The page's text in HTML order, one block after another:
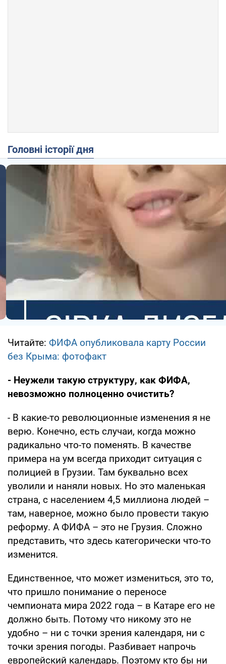
Головні історії дня
Читайте: ФИФА опубликовала карту России
без Крыма: фотофакт
- Неужели такую структуру, как ФИФА,
невозможно полноценно очистить?
- В какие-то революционные изменения я не
верю. Конечно, есть случаи, когда можно
радикально что-то поменять. В качестве
примера на ум всегда приходит ситуация с
полицией в Грузии. Там буквально всех
уволили и наняли новых. Но это маленькая
страна, с населением 4,5 миллиона людей –
там, наверное, можно было провести такую
реформу. А ФИФА – это не Грузия. Сложно
представить, что здесь категорически что-то
изменится.
Единственное, что может измениться, это то,
что пришло понимание о переносе
чемпионата мира 2022 года – в Катаре его не
должно быть. Потому что никому это не
удобно – ни с точки зрения календаря, ни с
точки зрения погоды. Разбивает напрочь
европейский календарь. Поэтому кто бы ни